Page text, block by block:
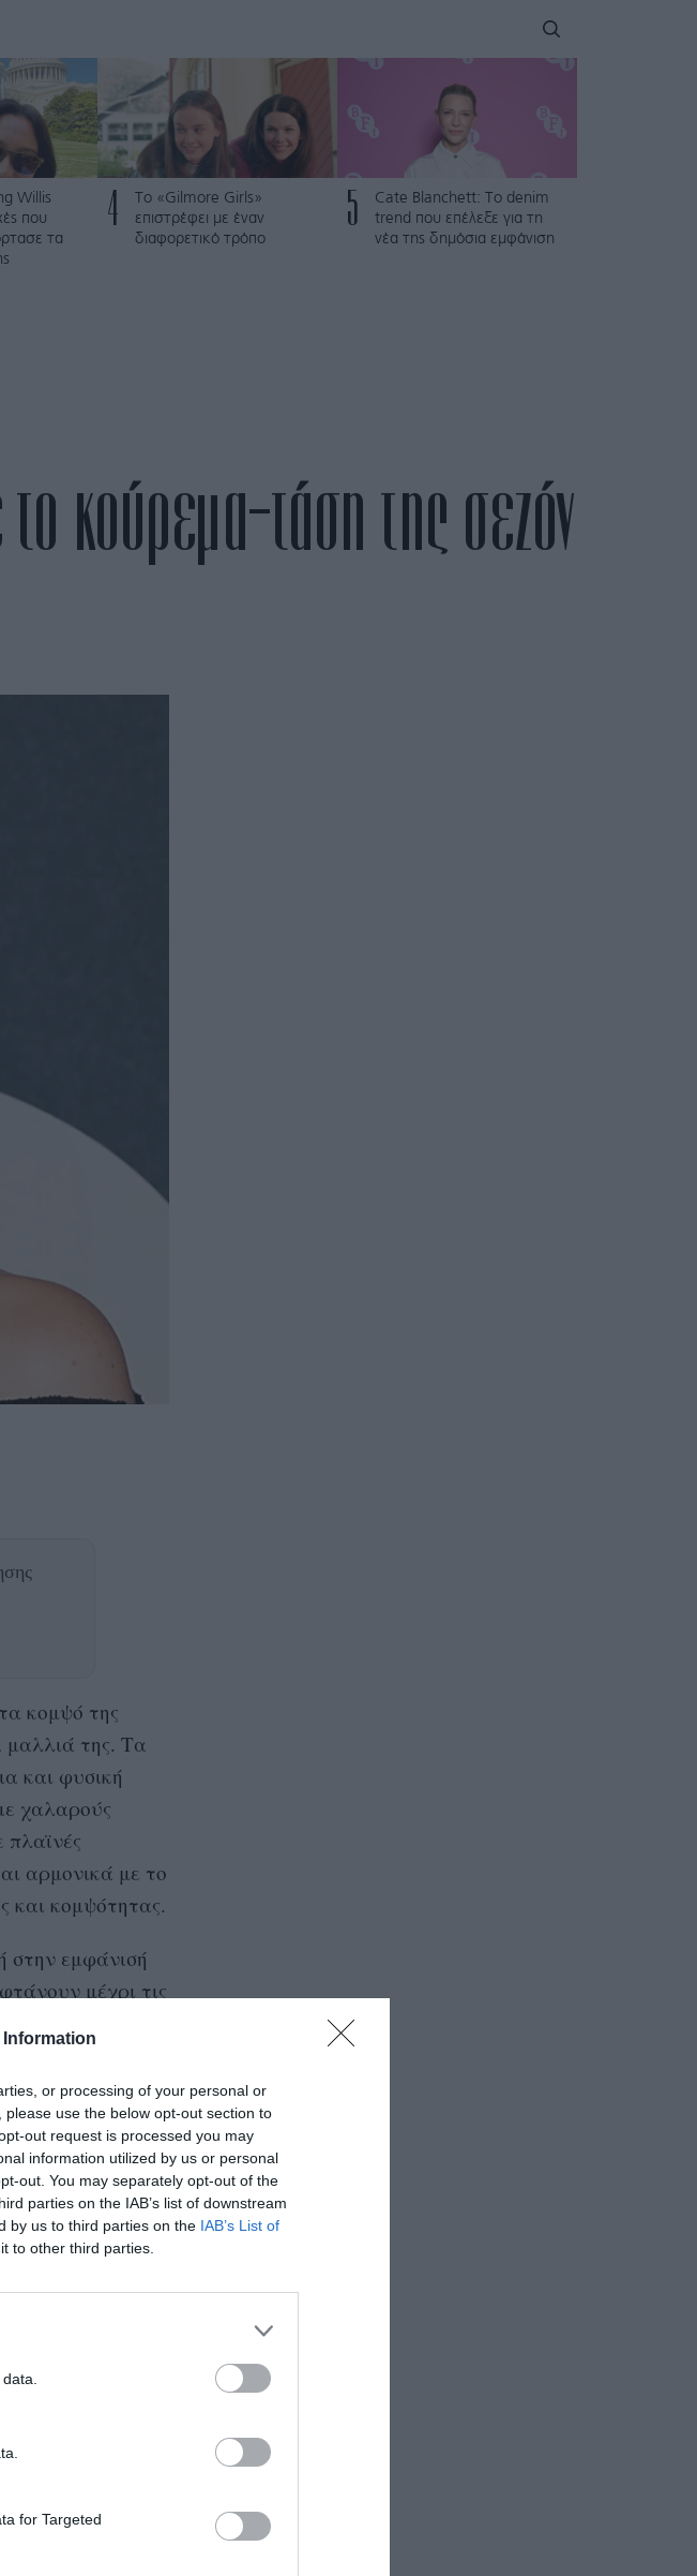
Information
or processing of your personal or
use the below opt-out section to
out request is processed you may
information utilized by us or personal
out. You may separately opt-out of the
parties on the IAB’s list of downstream
by us to third parties on the IAB’s List of
to other third parties.
for Targeted
Willis
που
τα
4
Το «Gilmore Girls»
επιστρέφει με έναν
διαφορετικό τρόπο
5
Cate Blanchett: Το denim
trend που επέλεξε για τη
νέα της δημόσια εμφάνιση
κούρεμα-τάση της σεζόν
κομψό της
μαλλιά της. Τα
και φυσική
χαλαρούς
αρμονικά με το
και κομψότητας.
στην εμφάνισή
μέχρι τις
Gregory